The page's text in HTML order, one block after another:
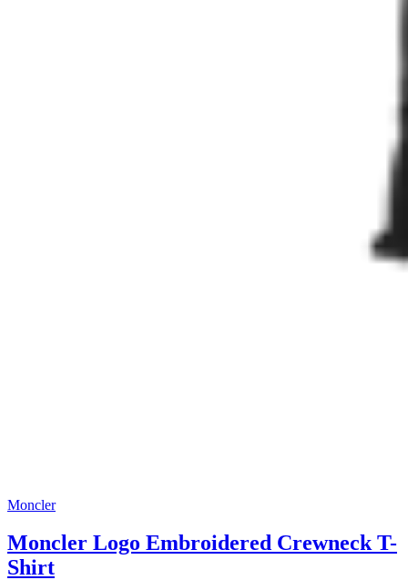
Moncler
Moncler Logo Embroidered Crewneck T-
Shirt